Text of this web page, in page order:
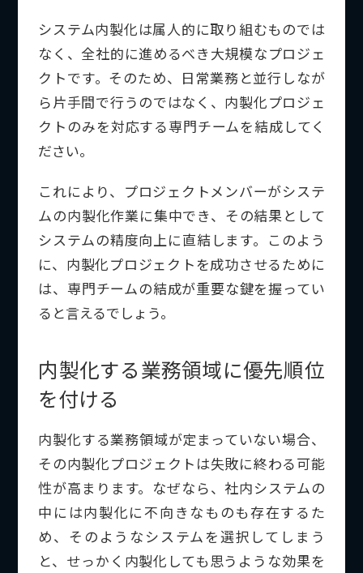
システム内製化は属人的に取り組むものでは
なく、全社的に進めるべき大規模なプロジェ
クトです。そのため、日常業務と並行しなが
ら片手間で行うのではなく、内製化プロジェ
クトのみを対応する専門チームを結成してく
ださい。
これにより、プロジェクトメンバーがシステ
ムの内製化作業に集中でき、その結果として
システムの精度向上に直結します。このよう
に、内製化プロジェクトを成功させるために
は、専門チームの結成が重要な鍵を握ってい
ると言えるでしょう。
内製化する業務領域に優先順位
を付ける
内製化する業務領域が定まっていない場合、
その内製化プロジェクトは失敗に終わる可能
性が高まります。なぜなら、社内システムの
中には内製化に不向きなものも存在するた
め、そのようなシステムを選択してしまう
と、せっかく内製化しても思うような効果を